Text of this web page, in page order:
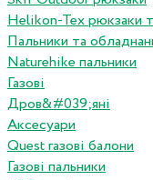
Helikon-Tex рюкзаки
Пальники та
Naturehike пальники
Газові
Дров&#039;яні
Аксесуари
Quest газові балони
Газові пальники